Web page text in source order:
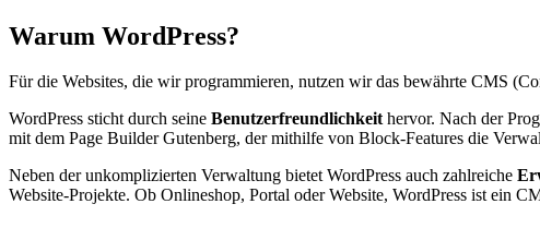
Warum WordPress?
Für die Websites, die wir programmieren, nutzen wir das bewährte CMS
WordPress sticht durch seine Benutzerfreundlichkeithervor. Nach der
mit dem Page Builder Gutenberg, der mithilfe von Block-Features die
Neben der unkomplizierten Verwaltung bietet WordPress auch zahlreiche
Website-Projekte. Ob Onlineshop, Portal oder Website, WordPress ist ein